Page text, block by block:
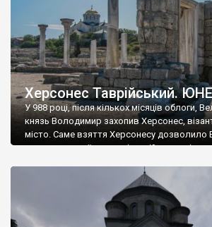
Херсонес Таврійський.
У 988 році, після кількох місяців облоги,
князь Володимир захопив Херсонес,
місто. Саме взяття Херсонесу дозволило
диктувати свої умови візантійському
Херсонесі Володимир-язичник, став
А потім було Хрещення Русі. На честь